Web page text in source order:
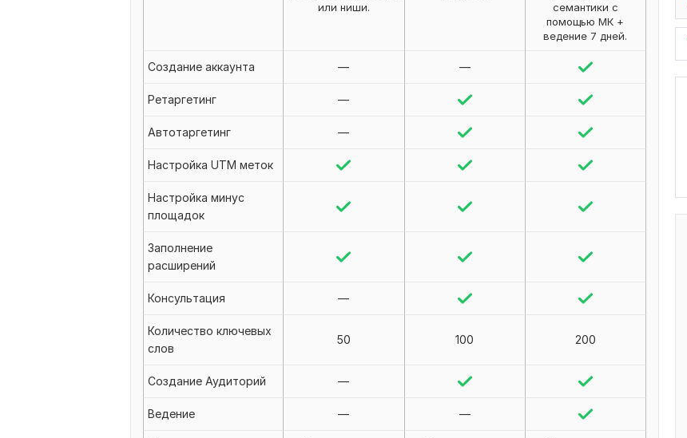
или ниши.
семантики с
помощью МК +
ведение 7 дней.
Создание аккаунта — —
Ретаргетинг —
Автотаргетинг —
Настройка UTM меток
Настройка минус
площадок
Заполнение
расширений
Консультация —
Количество ключевых
слов
50 100 200
Создание Аудиторий —
Ведение — —